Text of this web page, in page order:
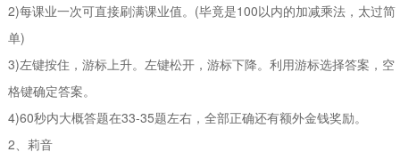
2)每课业一次可直接刷满课业值。(毕竟是100以内的加减乘法，太过简
单)
3)左键按住，游标上升。左键松开，游标下降。利用游标选择答案，空
格键确定答案。
4)60秒内大概答题在33-35题左右，全部正确还有额外金钱奖励。
2、莉音